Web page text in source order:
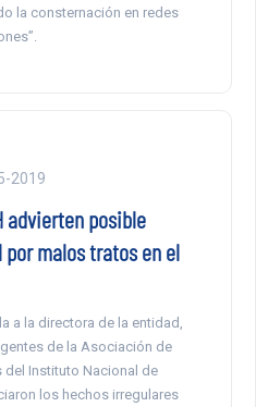
la consternación en redes
2019
advierten posible
malos tratos en el
a la directora de la entidad,
de la Asociación de
del Instituto Nacional de
los hechos irregulares